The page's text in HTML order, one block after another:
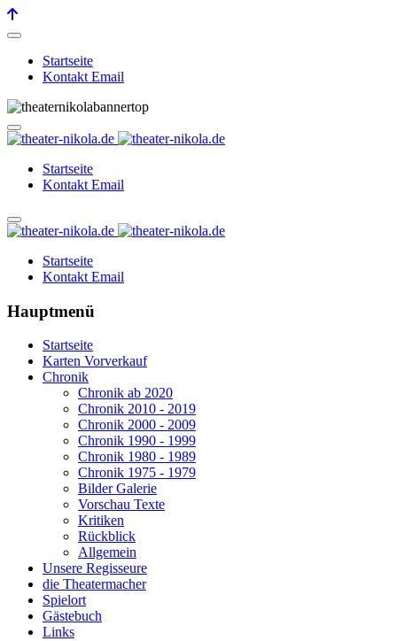
Startseite
Kontakt Email
Startseite
Kontakt Email
Startseite
Kontakt Email
Hauptmenü
Startseite
Karten Vorverkauf
Chronik
Chronik ab 2020
Chronik 2010 - 2019
Chronik 2000 - 2009
Chronik 1990 - 1999
Chronik 1980 - 1989
Chronik 1975 - 1979
Bilder Galerie
Vorschau Texte
Kritiken
Rückblick
Allgemein
Unsere Regisseure
die Theatermacher
Spielort
Gästebuch
Links